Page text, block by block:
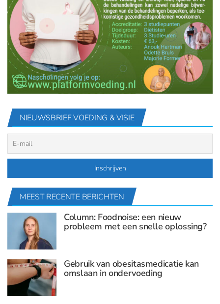
NIEUWSBRIEF VOEDING & VISIE
MEEST RECENTE BERICHTEN
Column: Foodnoise: een nieuw
probleem met een snelle oplossing?
Gebruik van obesitasmedicatie kan
omslaan in ondervoeding